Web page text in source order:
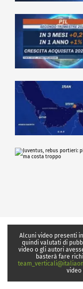
Alcuni video presenti
quindi valutati di
video o gli autori
basterà fare
video